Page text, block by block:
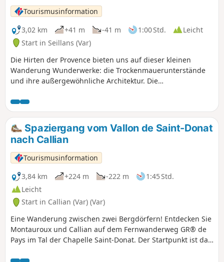
Tourismusinformation
3,02 km
+41 m -41 m 1:00 Std.
Leicht
Start in Seillans (Var)
Die Hirten der Provence bieten uns auf dieser kleinen
Wanderung Wunderwerke: die Trockenmauerunterstände
und ihre außergewöhnliche Architektur. Die
dem18. und19. Jahrhundert erbaut, einer Zeit, in der die
Rodung und Bewirtschaftung von Land vorangetrieben
wurde. Die Hügel wurden damals alle in Terrassen,
Restanques und Banquettes bewirtschaftet, auf denen
Kichererbsen, Weizen, Gerste, Wein, Olivenbäume,
Obstbäume usw. wuchsen. Diese Hütten dienten den
Bauern als Unterkunft und zur Aufbewahrung ihrer
Werkzeuge. Durch ihre Iglu-Form herrscht in ihnen im
Sommer und Winter die gleiche Temperatur, sie bieten
guten Schutz vor Hitze und Mistral. Warum gibt es in
Seillans so viele Trockenmauerunterstände (über 80!) und in
den Nachbardörfern so wenige? Das bleibt ein Rätsel!
Spaziergang vom Vallon de Saint-Donat
nach Callian
Tourismusinformation
3,84 km
+224 m -222 m
1:45 Std.
Leicht
Start in Callian (Var) (Var)
Eine Wanderung zwischen zwei Bergdörfern! Entdecken Sie
Montauroux und Callian auf dem Fernwanderweg GR® de
Pays im Tal der Chapelle Saint-Donat. Der Startpunkt ist das